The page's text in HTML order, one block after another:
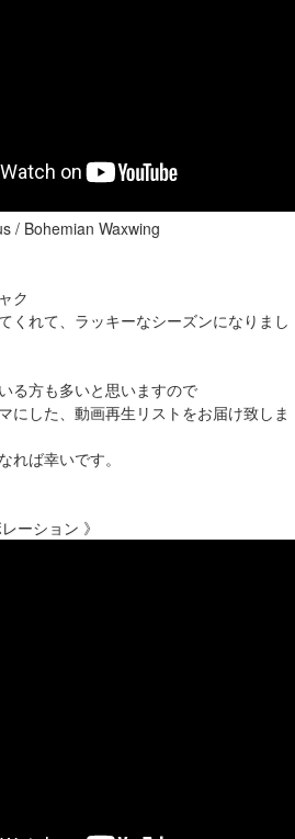
/ Bohemian Waxwing
ク
くれて、ラッキーなシーズンになりまし
る方も多いと思いますので
にした、動画再生リストをお届け致しま
れば幸いです。
ーション 》